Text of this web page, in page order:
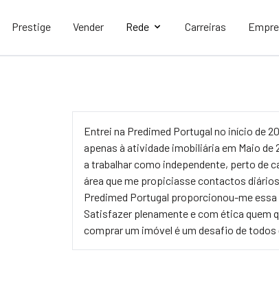
Prestige Vender Rede Carreiras
Entrei na Predimed Portugal no início de
apenas à atividade imobiliária em Maio de
a trabalhar como independente, perto de
área que me propiciasse contactos
Predimed Portugal proporcionou-me
Satisfazer plenamente e com ética quem
comprar um imóvel é um desafio de todos